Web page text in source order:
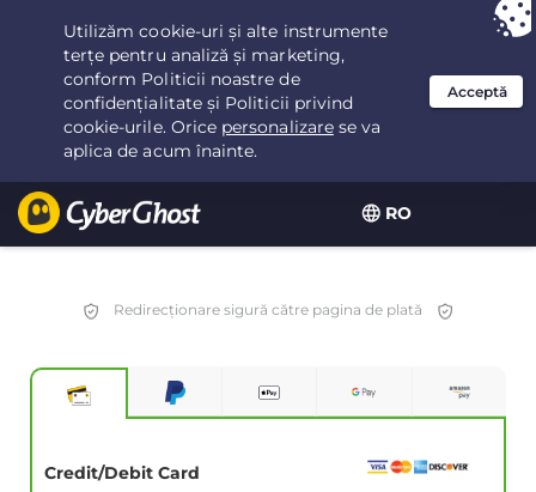
RO
Ai ales:Cea mai bună ofertăpentru 2.1666666666667ani la $
Redirecționare sigură către pagina de plată
Credit/Debit Card